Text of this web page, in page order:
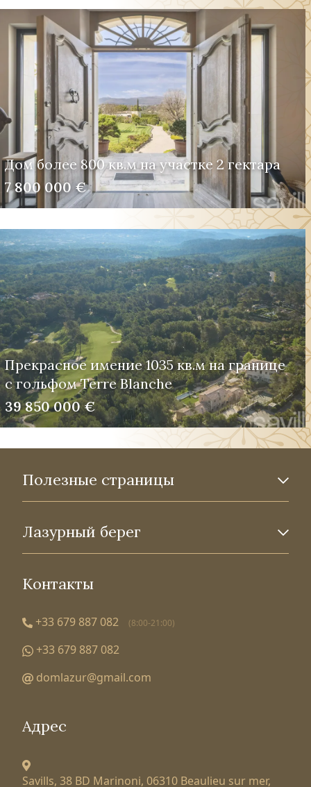
Дом более 800 кв.м на участке 2 гектара
7 800 000 €
Прекрасное имение 1035 кв.м на границе
с гольфом Terre Blanche
39 850 000 €
Полезные страницы
Лазурный берег
Контакты
+33 679 887 082 (8:00-21:00)
+33 679 887 082
domlazur@gmail.com
Адрес
Savills, 38 BD Marinoni, 06310 Beaulieu sur mer,